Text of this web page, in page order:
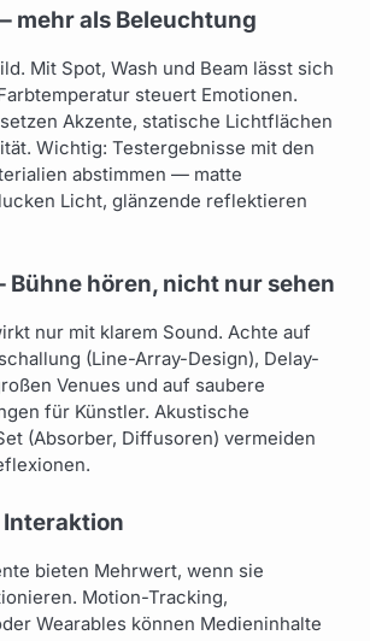
mehr als Beleuchtung
Mit Spot, Wash und Beam lässt sich
steuert Emotionen.
Akzente, statische Lichtflächen
Wichtig: Testergebnisse mit den
abstimmen — matte
Licht, glänzende reflektieren
hören, nicht nur sehen
nur mit klarem Sound. Achte auf
(Line-Array-Design), Delay-
Venues und auf saubere
für Künstler. Akustische
(Absorber, Diffusoren) vermeiden
bieten Mehrwert, wenn sie
Motion-Tracking,
Wearables können Medieninhalte